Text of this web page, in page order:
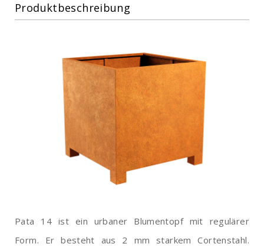
Produktbeschreibung
Pata 14 ist ein urbaner Blumentopf mit regulärer
Form. Er besteht aus 2 mm starkem Cortenstahl.